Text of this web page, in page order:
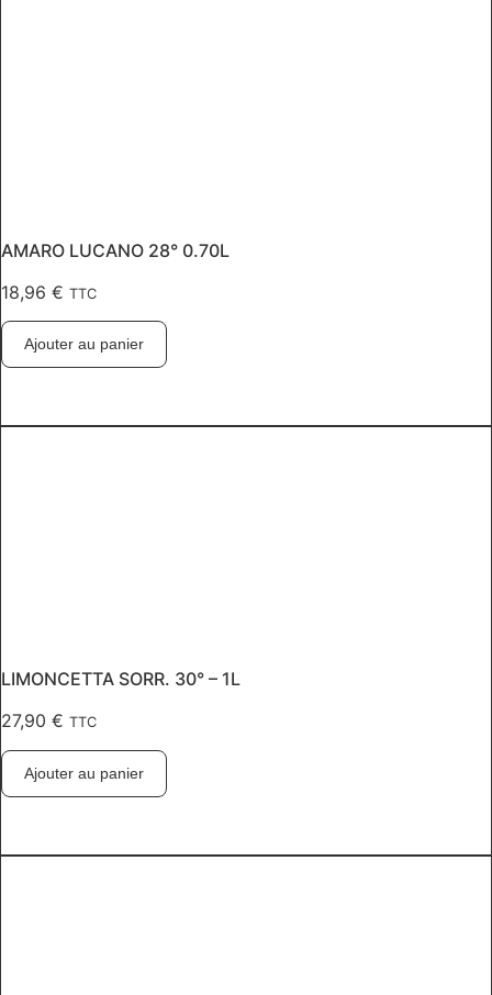
AMARO LUCANO 28° 0.70L
18,96 € TTC
Ajouter au panier
LIMONCETTA SORR. 30° – 1L
27,90 € TTC
Ajouter au panier